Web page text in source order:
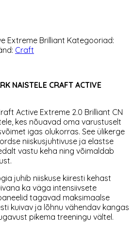
Extreme Brilliant Kategooriad:
Craft
NAISTELE CRAFT ACTIVE
Active Extreme 2.0 Brilliant CN
kes nõuavad oma varustuselt
igas olukorras. See ülikerge
niiskusjuhtivuse ja elastse
vastu keha ning võimaldab
juhib niiskuse kiiresti kehast
ka väga intensiivsete
tagavad maksimaalse
kuivav ja lõhnu vähendav kangas
pikema treeningu vältel.